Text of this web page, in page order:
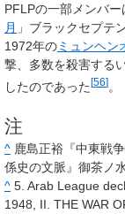
PFLPの一部メンバ
月 」 ブラックセプテ
1972年のミュンヘン
撃、多数を殺害する
したのであった[56]。
注
^ 鹿島正裕『中東戦
係史の文脈』御茶ノ
^ 5. Arab League
1948, II. THE WAR